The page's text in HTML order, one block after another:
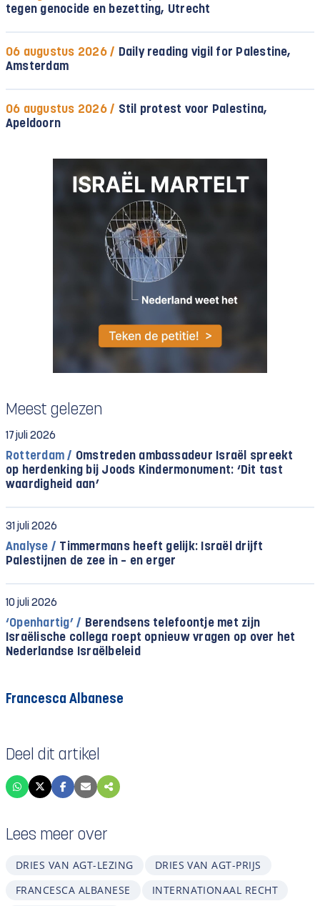
tegen genocide en bezetting, Utrecht
06 augustus 2026 / Daily reading vigil for Palestine,
Amsterdam
06 augustus 2026 / Stil protest voor Palestina,
Apeldoorn
Meest gelezen
17 juli 2026
Rotterdam / Omstreden ambassadeur Israël spreekt
op herdenking bij Joods Kindermonument: ‘Dit tast
waardigheid aan’
31 juli 2026
Analyse / Timmermans heeft gelijk: Israël drijft
Palestijnen de zee in – en erger
10 juli 2026
‘Openhartig’ / Berendsens telefoontje met zijn
Israëlische collega roept opnieuw vragen op over het
Nederlandse Israëlbeleid
Francesca Albanese
Deel dit artikel
Lees meer over
DRIES VAN AGT-LEZING
DRIES VAN AGT-PRIJS
FRANCESCA ALBANESE
INTERNATIONAAL RECHT